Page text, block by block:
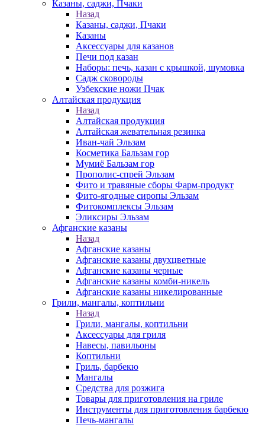
Казаны, саджи, Пчаки
Назад
Казаны, саджи, Пчаки
Казаны
Аксессуары для казанов
Печи под казан
Наборы: печь, казан с крышкой, шумовка
Садж сковороды
Узбекские ножи Пчак
Алтайская продукция
Назад
Алтайская продукция
Алтайская жевательная резинка
Иван-чай Эльзам
Косметика Бальзам гор
Мумиё Бальзам гор
Прополис-спрей Эльзам
Фито и травяные сборы Фарм-продукт
Фито-ягодные сиропы Эльзам
Фитокомплексы Эльзам
Эликсиры Эльзам
Афганские казаны
Назад
Афганские казаны
Афганские казаны двухцветные
Афганские казаны черные
Афганские казаны комби-никель
Афганские казаны никелированные
Грили, мангалы, коптильни
Назад
Грили, мангалы, коптильни
Аксессуары для гриля
Навесы, павильоны
Коптильни
Гриль, барбекю
Мангалы
Средства для розжига
Товары для приготовления на гриле
Инструменты для приготовления барбекю
Печь-мангалы